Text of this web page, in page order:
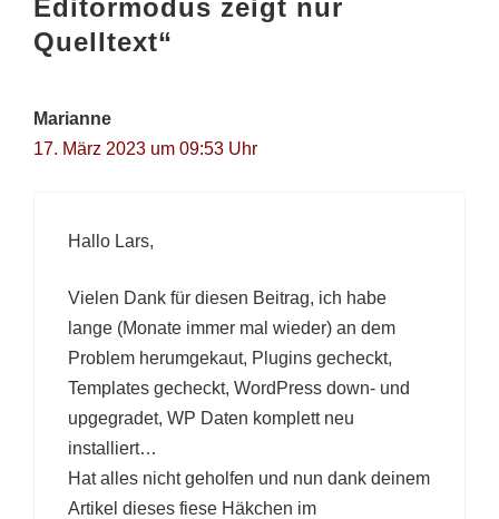
Editormodus zeigt nur
Quelltext“
Marianne
17. März 2023 um 09:53 Uhr
Hallo Lars,
Vielen Dank für diesen Beitrag, ich habe
lange (Monate immer mal wieder) an dem
Problem herumgekaut, Plugins gecheckt,
Templates gecheckt, WordPress down- und
upgegradet, WP Daten komplett neu
installiert…
Hat alles nicht geholfen und nun dank deinem
Artikel dieses fiese Häkchen im